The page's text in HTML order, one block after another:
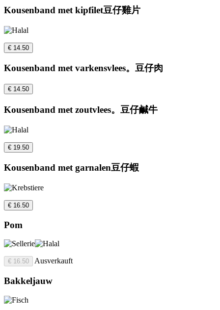
Kousenband met kipfilet豆仔雞片
€ 14.50
Kousenband met varkensvlees。豆仔肉
€ 14.50
Kousenband met zoutvlees。豆仔鹹牛
€ 19.50
Kousenband met garnalen豆仔蝦
€ 16.50
Pom
€ 16.50 Ausverkauft
Bakkeljauw